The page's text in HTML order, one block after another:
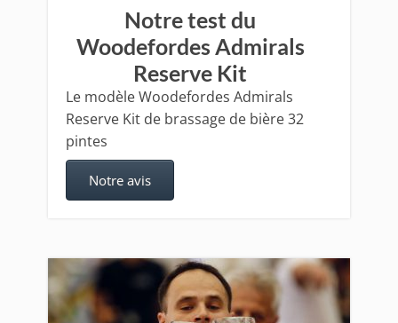
Notre test du
Woodefordes Admirals
Reserve Kit
Le modèle Woodefordes Admirals
Reserve Kit de brassage de bière 32
pintes
Notre avis